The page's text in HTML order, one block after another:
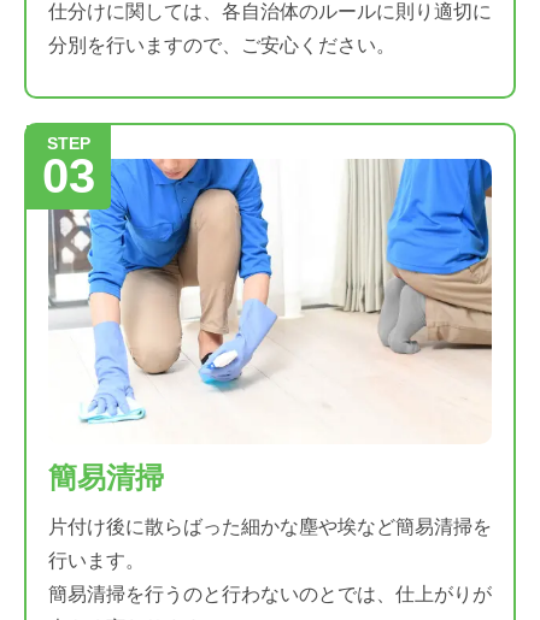
仕分けに関しては、各自治体のルールに則り適切に
分別を行いますので、ご安心ください。
STEP
03
簡易清掃
片付け後に散らばった細かな塵や埃など簡易清掃を
行います。
簡易清掃を行うのと行わないのとでは、仕上がりが